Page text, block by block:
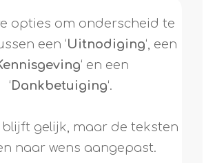
opties om onderscheid te
een ‘Uitnodiging‘, een
‘ en een
‘Dankbetuiging‘.
blijft gelijk, maar de teksten
naar wens aangepast.